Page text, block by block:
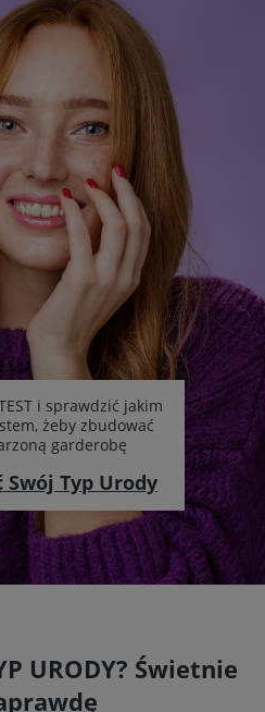
i sprawdzić jakim
żeby zbudować
garderobę
Swój Typ Urody
URODY? Świetnie